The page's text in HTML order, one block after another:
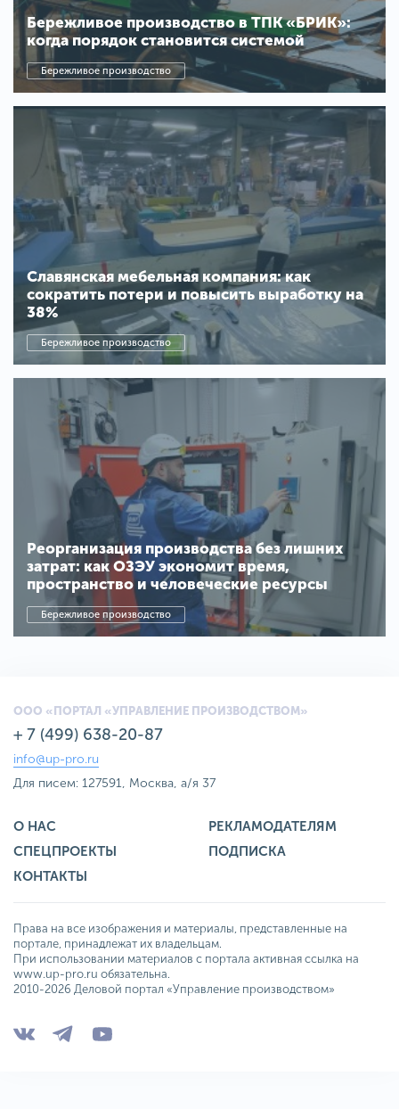
Бережливое производство в ТПК «БРИК»:
когда порядок становится системой
Бережливое производство
Славянская мебельная компания: как
сократить потери и повысить выработку на
38%
Бережливое производство
Реорганизация производства без лишних
затрат: как ОЗЭУ экономит время,
пространство и человеческие ресурсы
Бережливое производство
ООО «ПОРТАЛ «УПРАВЛЕНИЕ ПРОИЗВОДСТВОМ»
+ 7 (499) 638-20-87
info@up-pro.ru
Для писем: 127591, Москва, а/я 37
О НАС
РЕКЛАМОДАТЕЛЯМ
СПЕЦПРОЕКТЫ
ПОДПИСКА
КОНТАКТЫ
Права на все изображения и материалы, представленные на
портале, принадлежат их владельцам.
При использовании материалов с портала активная ссылка на
www.up-pro.ru обязательна.
2010-2026 Деловой портал «Управление производством»